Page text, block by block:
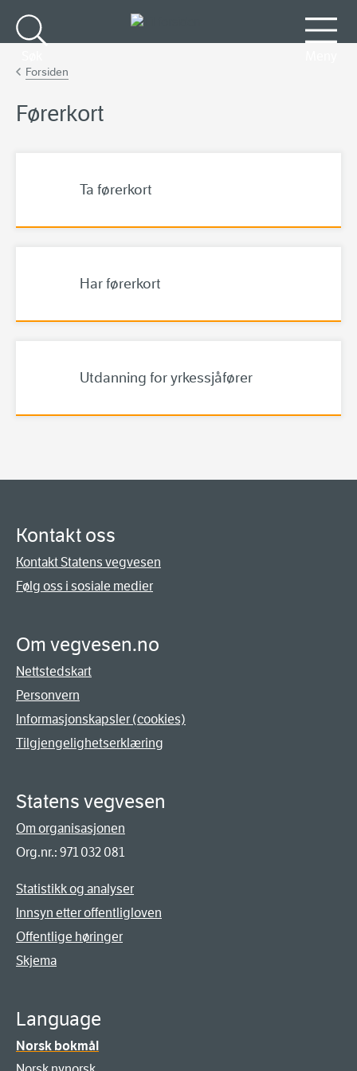
Forsiden
Førerkort
Ta førerkort
Har førerkort
Utdanning for yrkessjåfører
Kontakt oss
Kontakt Statens vegvesen
Følg oss i sosiale medier
Om vegvesen.no
Nettstedskart
Personvern
Informasjonskapsler (cookies)
Tilgjengelighetserklæring
Statens vegvesen
Om organisasjonen
Org.nr.: 971 032 081
Statistikk og analyser
Innsyn etter offentligloven
Offentlige høringer
Skjema
Language
Norsk bokmål